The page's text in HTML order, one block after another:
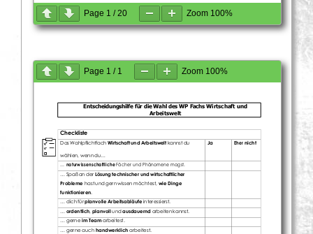
Page 1 /20 Zoom 100%
Page 1 / 1 Zoom 100%